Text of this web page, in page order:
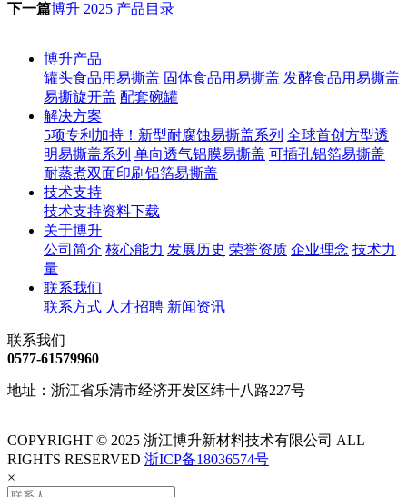
下一篇博升 2025 产品目录
博升产品
罐头食品用易撕盖 固体食品用易撕盖 发酵食品用易撕盖
易撕旋开盖 配套碗罐
解决方案
5项专利加持！新型耐腐蚀易撕盖系列 全球首创方型透
明易撕盖系列 单向透气铝膜易撕盖 可插孔铝箔易撕盖
耐蒸煮双面印刷铝箔易撕盖
技术支持
技术支持资料下载
关于博升
公司简介 核心能力 发展历史 荣誉资质 企业理念 技术力
量
联系我们
联系方式 人才招聘 新闻资讯
联系我们
0577-61579960
地址：浙江省乐清市经济开发区纬十八路227号
COPYRIGHT © 2025 浙江博升新材料技术有限公司 ALL
RIGHTS RESERVED 浙ICP备18036574号
×